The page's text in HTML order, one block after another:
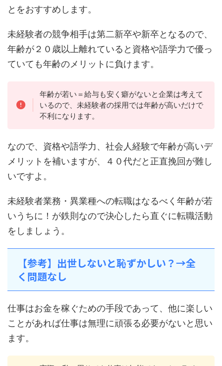
とをおすすめします。
未経験者の競争相手は第二新卒や新卒となるので、
年齢が２０歳以上離れていると資格や語学力で優っ
ていても年齢のメリットに負けます。
年齢が若い＝給与も安く癖がないと企業は考えて
いるので、未経験者の採用では年齢が高いだけで
不利になります。
なので、資格や語学力、社会人経験で年齢が高いデ
メリットを補いますが、４０代だと正直挽回が難し
いですよ。
未経験者業務・異業種への転職はなるべく年齢が若
いうちに！が鉄則なので決心したら直ぐに転職活動
をしましょう。
【参考】出世しないと恥ずかしい？→全
く問題なし
仕事はお金を稼ぐための手段であって、他に楽しい
ことがあれば仕事は無理に頑張る必要がないと思い
ます。